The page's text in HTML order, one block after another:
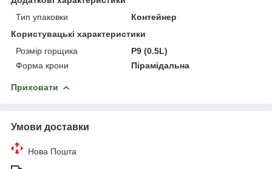
Тип упаковки
Контейнер
Користувацькi характеристики
Розмір горщика
P9 (0.5L)
Форма крони
Пірамідальна
Приховати
Умови доставки
Нова Пошта